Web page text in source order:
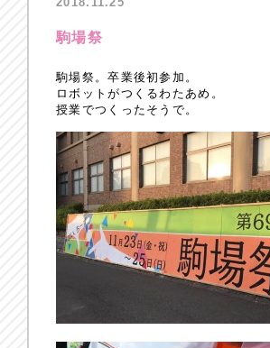
駒場祭
駒場祭。卒業後初参加。
ロボットがつくるわたあめ。
授業でつくったそうで。